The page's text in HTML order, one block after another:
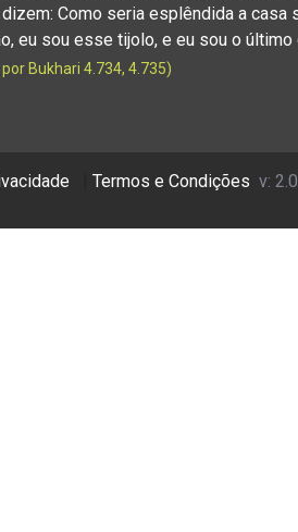
Como seria esplêndida a casa
eu sou esse tijolo, e eu sou o
Bukhari 4.734, 4.735)
Termos e Condições v: